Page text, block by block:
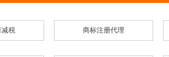
减税 商标注册代理